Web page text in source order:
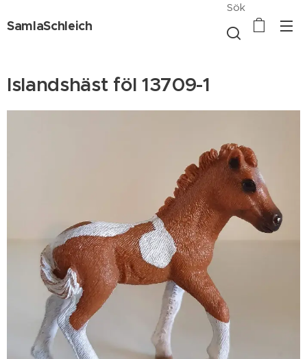
SamlaSchleich
Sök
Islandshäst föl 13709-1